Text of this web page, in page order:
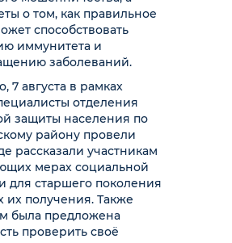
о том, как правильное
способствовать
иммунитета и
заболеваний.
7 августа в рамках
отделения
защиты населения по
району провели
рассказали участникам
мерах социальной
для старшего поколения
их получения. Также
была предложена
проверить своё